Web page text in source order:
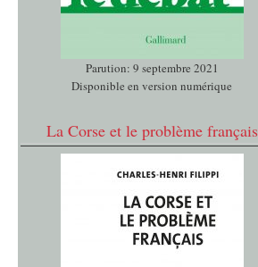
Parution: 9 septembre 2021
Disponible en version numérique
La Corse et le problème français